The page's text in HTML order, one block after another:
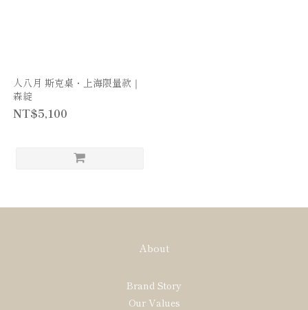
人八月 斯克桌・上海限量款｜
森綻
NT$5,100
About
Brand Story
Our Values